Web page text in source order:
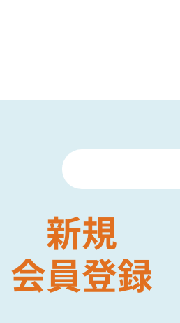
新規
会員登録